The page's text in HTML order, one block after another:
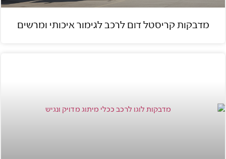
מדבקות קריסטל דום לרכב לגימור איכותי ומרשים